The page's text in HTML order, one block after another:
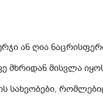
ან ღია
მხრიდან მისვლა
სახეობები,